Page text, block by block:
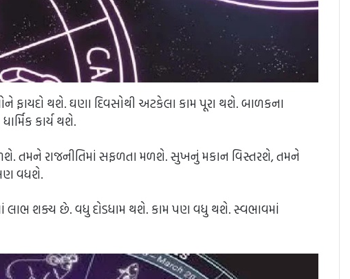
ફાયદો થશે. ઘણા દિવસોથી અટકેલા કામ પૂરા થશે. બાળકના
કાર્ય થશે.
તમને રાજનીતિમાં સફળતા મળશે. સુખનું મકાન વિસ્તરશે, તમને
વધશે.
લાભ શક્ય છે. વધુ દોડધામ થશે. કામ પણ વધુ થશે. સ્વભાવમાં